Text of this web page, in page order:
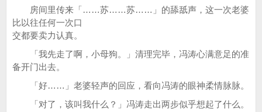
房间里传来「……苏……苏……」的舔舐声，这一次老婆
比以往任何一次口
交都要卖力认真。
「我先走了啊，小母狗。」清理完毕，冯涛心满意足的准
备开门出去。
「好……」老婆轻声的回应，看向冯涛的眼神柔情脉脉。
「对了，该叫我什么？」冯涛走出两步似乎想起了什么。